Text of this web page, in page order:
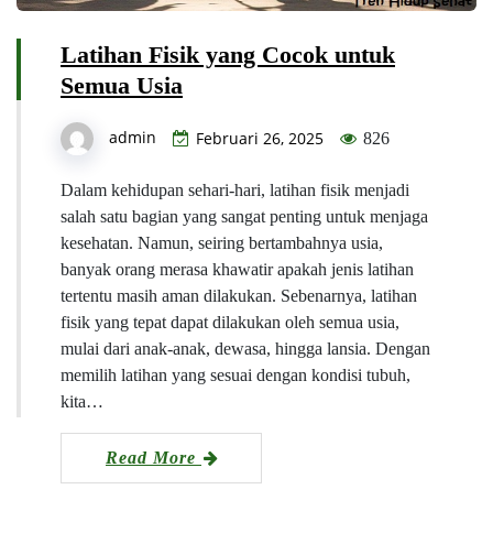
Latihan Fisik yang Cocok untuk
Semua Usia
admin Februari 26, 2025 826
Dalam kehidupan sehari-hari, latihan fisik menjadi
salah satu bagian yang sangat penting untuk menjaga
kesehatan. Namun, seiring bertambahnya usia,
banyak orang merasa khawatir apakah jenis latihan
tertentu masih aman dilakukan. Sebenarnya, latihan
fisik yang tepat dapat dilakukan oleh semua usia,
mulai dari anak-anak, dewasa, hingga lansia. Dengan
memilih latihan yang sesuai dengan kondisi tubuh,
kita…
Read More